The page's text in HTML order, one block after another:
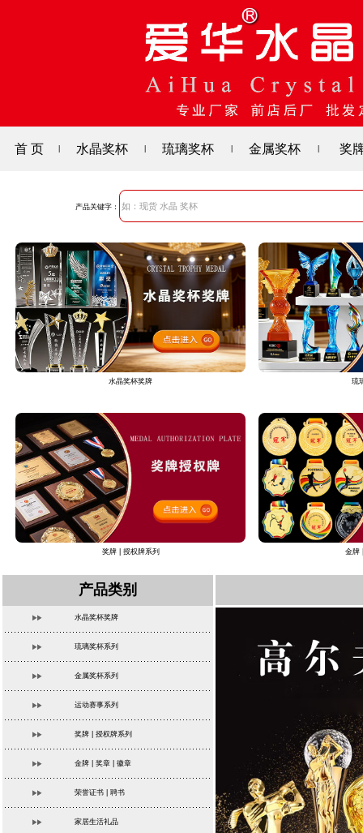
首 页 水晶奖杯 琉璃奖杯 金属奖杯 奖
产品关键字：
水晶奖杯奖牌 琉
奖牌 | 授权牌系列 金牌
产品类别
水晶奖杯奖牌
琉璃奖杯系列
金属奖杯系列
运动赛事系列
奖牌 | 授权牌系列
金牌 | 奖章 | 徽章
荣誉证书 | 聘书
家居生活礼品